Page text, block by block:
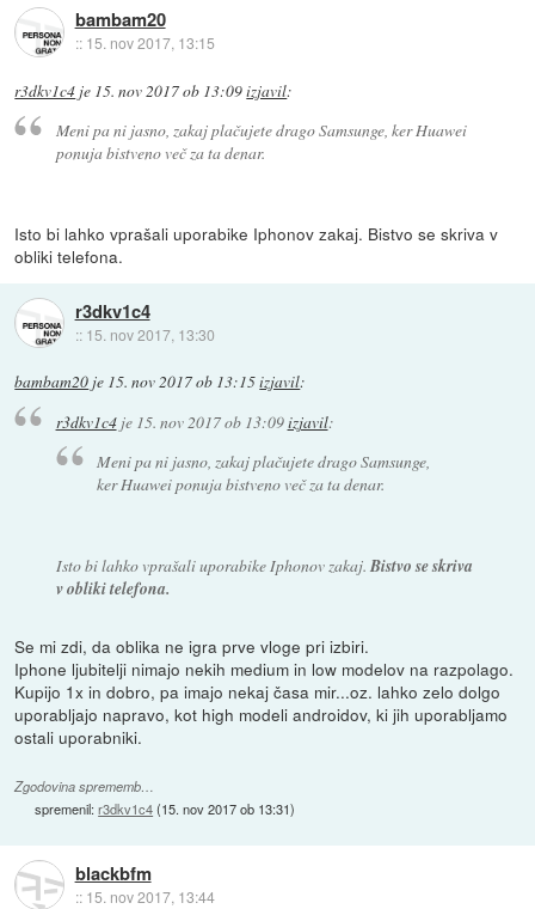
bambam20
:: 15. nov 2017, 13:15
r3dkv1c4 je 15. nov 2017 ob 13:09izjavil:
Meni pa ni jasno, zakaj plačujete drago Samsunge, ker Huawei
ponuja bistveno več za ta denar.
Isto bi lahko vprašali uporabike Iphonov zakaj. Bistvo se skriva v
obliki telefona.
r3dkv1c4
:: 15. nov 2017, 13:30
bambam20 je 15. nov 2017 ob 13:15izjavil:
r3dkv1c4je 15. nov 2017 ob 13:09izjavil:
Meni pa ni jasno, zakaj plačujete drago Samsunge,
ker Huawei ponuja bistveno več za ta denar.
Isto bi lahko vprašali uporabike Iphonov zakaj. Bistvo se skriva
v obliki telefona.
Se mi zdi, da oblika ne igra prve vloge pri izbiri.
Iphone ljubitelji nimajo nekih medium in low modelov na razpolago.
Kupijo 1x in dobro, pa imajo nekaj časa mir...oz. lahko zelo dolgo
uporabljajo napravo, kot high modeli androidov, ki jih uporabljamo
ostali uporabniki.
Zgodovina sprememb…
spremenil:r3dkv1c4(15. nov 2017 ob 13:31)
blackbfm
:: 15. nov 2017, 13:44